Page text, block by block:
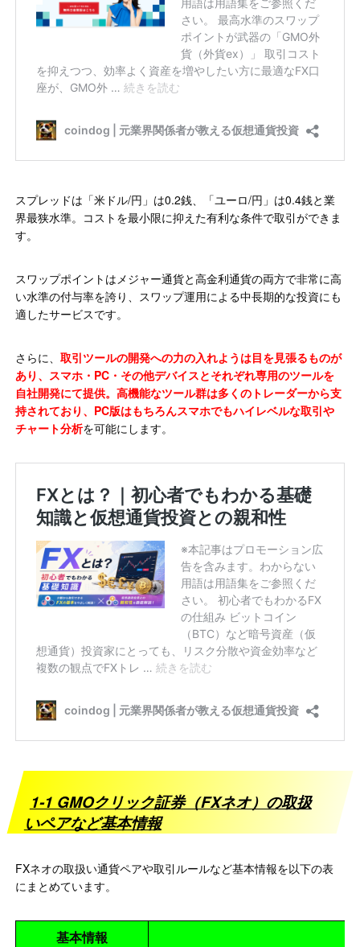
スプレッドは「米ドル/円」は0.2銭、「ユーロ/円」は0.4銭と業
界最狭水準。コストを最小限に抑えた有利な条件で取引ができま
す。
スワップポイントはメジャー通貨と高金利通貨の両方で非常に高
い水準の付与率を誇り、スワップ運用による中長期的な投資にも
適したサービスです。
さらに、取引ツールの開発への力の入れようは目を見張るものが
あり、スマホ・PC・その他デバイスとそれぞれ専用のツールを
自社開発にて提供。高機能なツール群は多くのトレーダーから支
持されており、PC版はもちろんスマホでもハイレベルな取引や
チャート分析を可能にします。
1-1 GMOクリック証券（FXネオ）の取扱
いペアなど基本情報
FXネオの取扱い通貨ペアや取引ルールなど基本情報を以下の表
にまとめています。
基本情報